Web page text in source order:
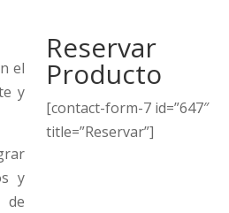
el
y
y
de
Reservar
Producto
[contact-form-7 id=”647″
title=”Reservar”]